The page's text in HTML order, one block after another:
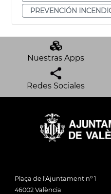
PREVENCIÓN
Nuestras Apps
Redes Sociales
Plaça de l'Ajuntament nº 1
46002 València